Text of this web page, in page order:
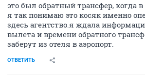
это был обратный трансфер, когда
я так понимаю это косяк именно
здесь агентство.я ждала
вылета и времени обратного
заберут из отеля в аэропорт.
ОТВЕТИТЬ